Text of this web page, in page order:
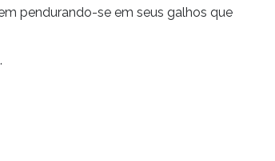
pendurando-se em seus galhos que